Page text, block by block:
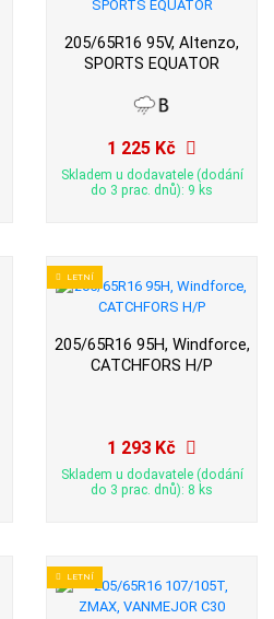
205/65R16 95V, Altenzo,
SPORTS EQUATOR
1 225 Kč
Skladem u dodavatele (dodání
do 3 prac. dnů): 9 ks
LETNÍ
205/65R16 95H, Windforce,
CATCHFORS H/P
1 293 Kč
Skladem u dodavatele (dodání
do 3 prac. dnů): 8 ks
LETNÍ